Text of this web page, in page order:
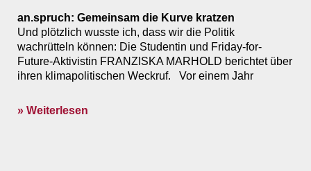
an.spruch: Gemeinsam die Kurve kratzen
Und plötzlich wusste ich, dass wir die Politik
wachrütteln können: Die Studentin und Friday-for-
Future-Aktivistin FRANZISKA MARHOLD berichtet über
ihren klimapolitischen Weckruf. Vor einem Jahr
» Weiterlesen